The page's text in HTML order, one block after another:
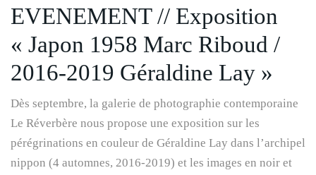
EVENEMENT // Exposition
« Japon 1958 Marc Riboud /
2016-2019 Géraldine Lay »
Dès septembre, la galerie de photographie contemporaine
Le Réverbère nous propose une exposition sur les
pérégrinations en couleur de Géraldine Lay dans l’archipel
nippon (4 automnes, 2016-2019) et les images en noir et